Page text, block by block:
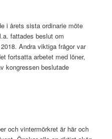
i årets sista ordinarie möte
fattades beslut om
Andra viktiga frågor var
fortsatta arbetet med löner,
kongressen beslutade
och vintermörkret är här och